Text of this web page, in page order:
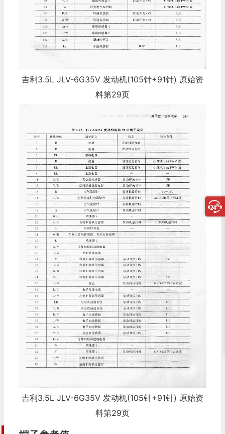
吉利3.5L JLV-6G35V 发动机(105针+91针) 原始资
料第29页
吉利3.5L JLV-6G35V 发动机(105针+91针) 原始资
料第29页